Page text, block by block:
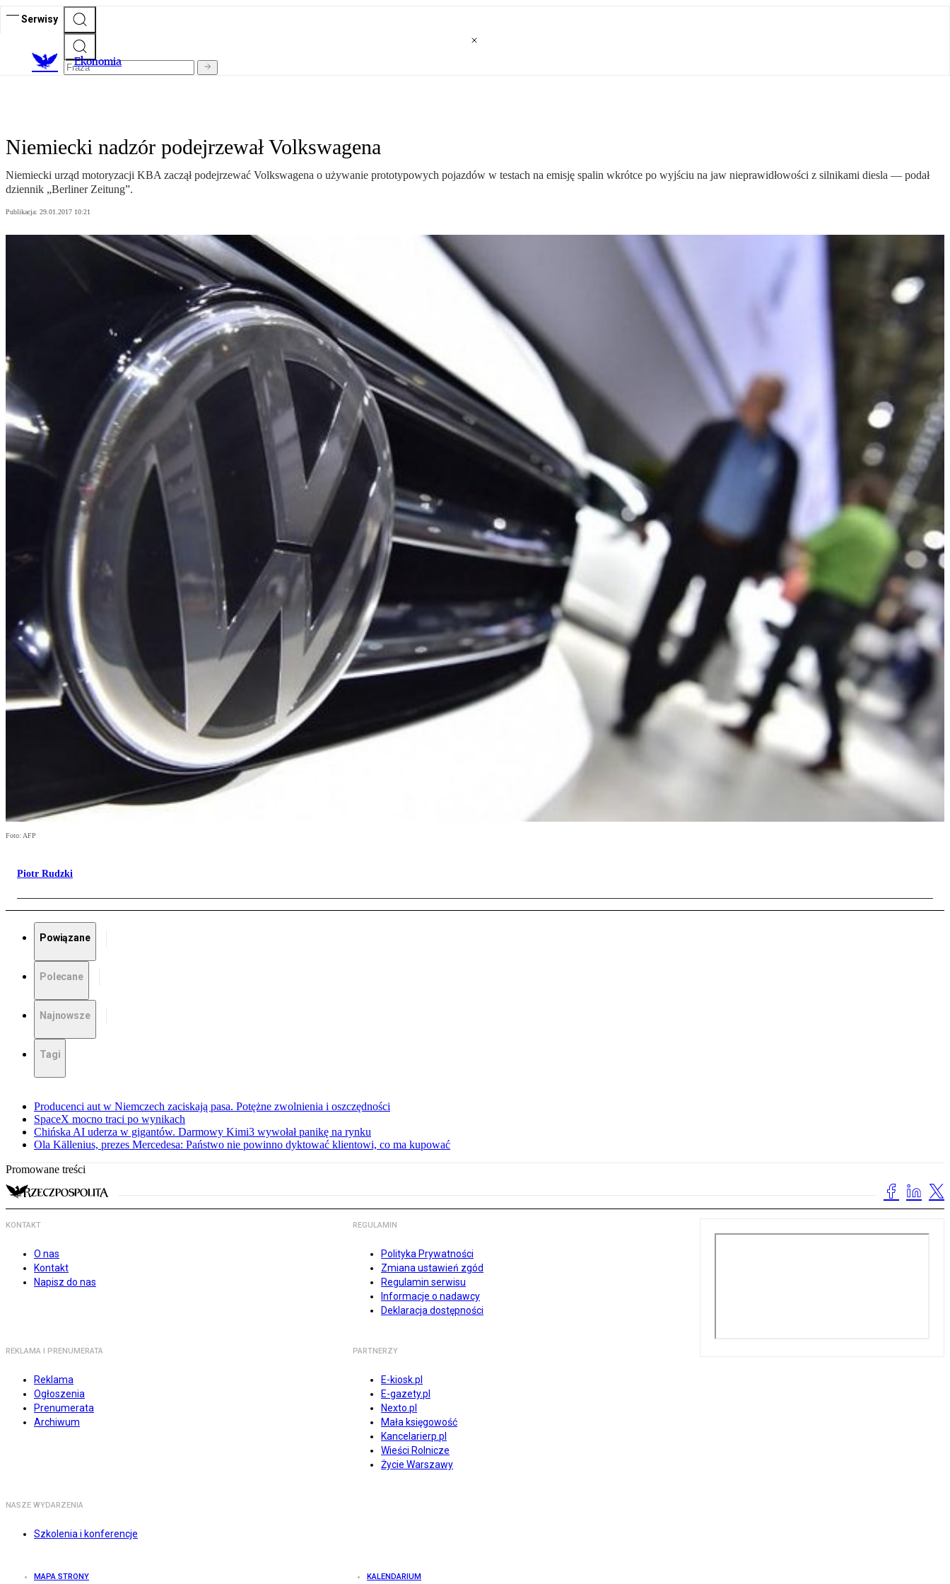
Serwisy
Ekonomia
Niemiecki nadzór podejrzewał Volkswagena
Niemiecki urząd motoryzacji KBA zaczął podejrzewać Volkswagena o używanie prototypowych pojazdów w testach na emisję spalin wkrótce po wyjściu na jaw nieprawidłowości z silnikami diesla — podał
dziennik „Berliner Zeitung”.
Publikacja: 29.01.2017 10:21
Foto: AFP
Piotr Rudzki
Powiązane
Polecane
Najnowsze
Tagi
Producenci aut w Niemczech zaciskają pasa. Potężne zwolnienia i oszczędności
SpaceX mocno traci po wynikach
Chińska AI uderza w gigantów. Darmowy Kimi3 wywołał panikę na rynku
Ola Källenius, prezes Mercedesa: Państwo nie powinno dyktować klientowi, co ma kupować
Promowane treści
KONTAKT
O nas
Kontakt
Napisz do nas
REGULAMIN
Polityka Prywatności
Zmiana ustawień zgód
Regulamin serwisu
Informacje o nadawcy
Deklaracja dostępności
REKLAMA I PRENUMERATA
Reklama
Ogłoszenia
Prenumerata
Archiwum
PARTNERZY
E-kiosk.pl
E-gazety.pl
Nexto.pl
Mała księgowość
Kancelarierp.pl
Wieści Rolnicze
Życie Warszawy
NASZE WYDARZENIA
Szkolenia i konferencje
MAPA STRONY KALENDARIUM